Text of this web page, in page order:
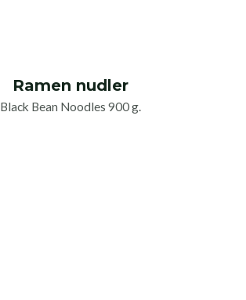
Ramen nudler
Black Bean Noodles 900 g.